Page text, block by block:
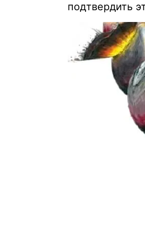
подтвердить